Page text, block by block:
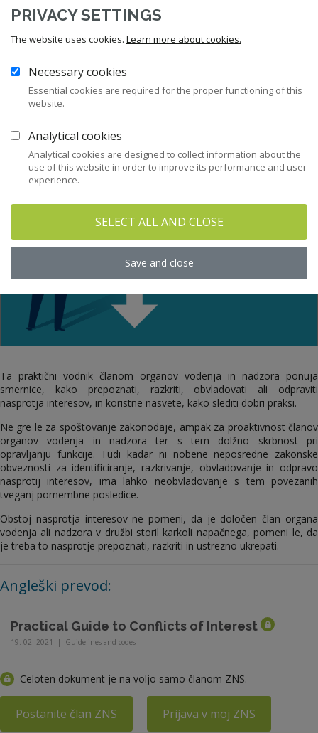
Ta praktični vodnik članom organov vodenja in nadzora ponuja
smernice, kako prepoznati, razkriti, obvladovati ali odpraviti
nasprotja interesov, in koristne nasvete, kako slediti dobri praksi.
Ne gre le za spoštovanje zakonodaje, ampak za proaktivnost članov
organov vodenja in nadzora ter s tem dolžno skrbnost pri
opravljanju funkcije. Tudi kadar ni nobene neposredne zakonske
obveznosti za identificiranje, razkrivanje, obvladovanje in odpravo
nasprotij interesov, ima lahko neobvladovanje s tem povezanih
tveganj pomembne posledice.
Obstoj nasprotja interesov ne pomeni, da je določen član organa
vodenja ali nadzora v družbi storil karkoli napačnega, pomeni le, da
je treba to nasprotje prepoznati, razkriti in ustrezno ukrepati.
Angleški prevod:
Practical Guide to Conflicts of Interest
19. 02. 2021 | Guidelines and codes
Celoten dokument je na voljo samo članom ZNS.
Postanite član ZNS Prijava v moj ZNS
PRIVACY SETTINGS
The website uses cookies. Learn more about cookies.
Necessary cookies
Essential cookies are required for the proper functioning of this
website.
Analytical cookies
Analytical cookies are designed to collect information about the
use of this website in order to improve its performance and user
experience.
SELECT ALL AND CLOSE
Save and close